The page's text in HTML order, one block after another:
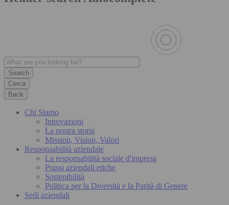
Cerca
Back
Chi Siamo
Innovazioni
La nostra storia
Mission, Vision, Valori
Responsabilità aziendale
La responsabilità sociale d'impresa
Prassi aziendali etiche
Sostenibilità
Politica per la Diversità e la Parità di Genere
Sedi aziendali